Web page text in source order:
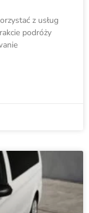
z usług
podróży